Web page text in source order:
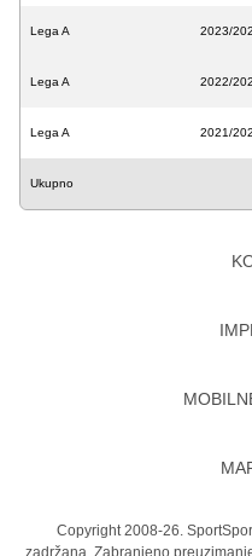
Lega A 2023/
Lega A 2022/
Lega A 2021/
Ukupno
Copyright 2008-26.
zadržana. Zabranjeno